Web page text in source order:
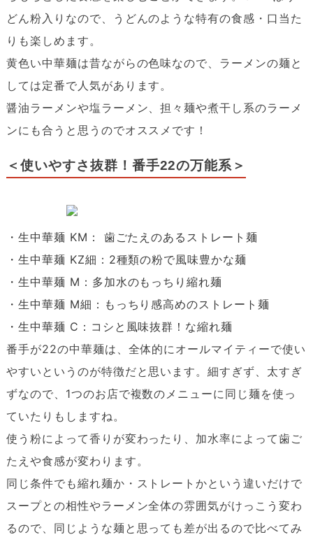
どん粉入りなので、うどんのような特有の食感・口当た
りも楽しめます。
黄色い中華麺は昔ながらの色味なので、ラーメンの麺と
しては定番で人気があります。
醤油ラーメンや塩ラーメン、担々麺や煮干し系のラーメ
ンにも合うと思うのでオススメです！
＜使いやすさ抜群！番手22の万能系＞
・生中華麺 KM： 歯ごたえのあるストレート麺
・生中華麺 KZ細：2種類の粉で風味豊かな麺
・生中華麺 M：多加水のもっちり縮れ麺
・生中華麺 M細：もっちり感高めのストレート麺
・生中華麺 C：コシと風味抜群！な縮れ麺
番手が22の中華麺は、全体的にオールマイティーで使い
やすいというのが特徴だと思います。細すぎず、太すぎ
ずなので、1つのお店で複数のメニューに同じ麺を使っ
ていたりもしますね。
使う粉によって香りが変わったり、加水率によって歯ご
たえや食感が変わります。
同じ条件でも縮れ麺か・ストレートかという違いだけで
スープとの相性やラーメン全体の雰囲気がけっこう変わ
るので、同じような麺と思っても差が出るので比べてみ